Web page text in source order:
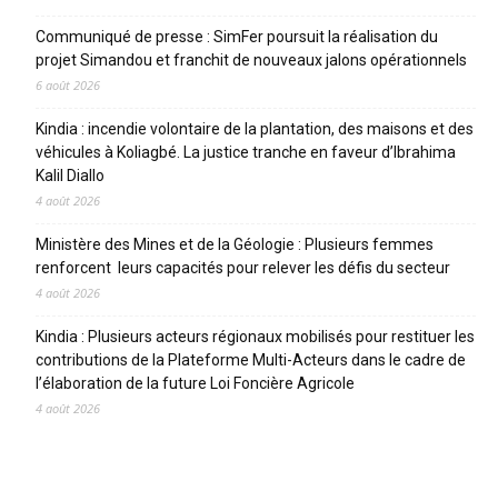
Communiqué de presse : SimFer poursuit la réalisation du
projet Simandou et franchit de nouveaux jalons opérationnels
6 août 2026
Kindia : incendie volontaire de la plantation, des maisons et des
véhicules à Koliagbé. La justice tranche en faveur d’Ibrahima
Kalil Diallo
4 août 2026
Ministère des Mines et de la Géologie : Plusieurs femmes
renforcent leurs capacités pour relever les défis du secteur
4 août 2026
Kindia : Plusieurs acteurs régionaux mobilisés pour restituer les
contributions de la Plateforme Multi-Acteurs dans le cadre de
l’élaboration de la future Loi Foncière Agricole
4 août 2026